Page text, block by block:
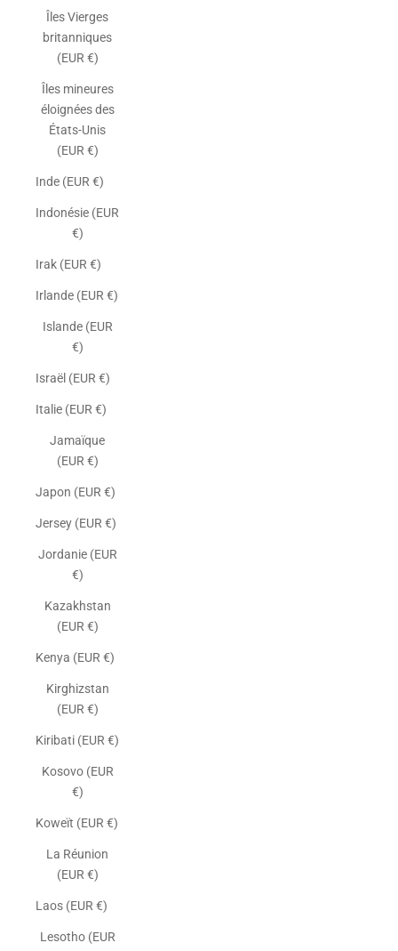
Îles Vierges
britanniques
(EUR €)
Îles mineures
éloignées des
États-Unis
(EUR €)
Inde (EUR €)
Indonésie (EUR
€)
Irak (EUR €)
Irlande (EUR €)
Islande (EUR
€)
Israël (EUR €)
Italie (EUR €)
Jamaïque
(EUR €)
Japon (EUR €)
Jersey (EUR €)
Jordanie (EUR
€)
Kazakhstan
(EUR €)
Kenya (EUR €)
Kirghizstan
(EUR €)
Kiribati (EUR €)
Kosovo (EUR
€)
Koweït (EUR €)
La Réunion
(EUR €)
Laos (EUR €)
Lesotho (EUR